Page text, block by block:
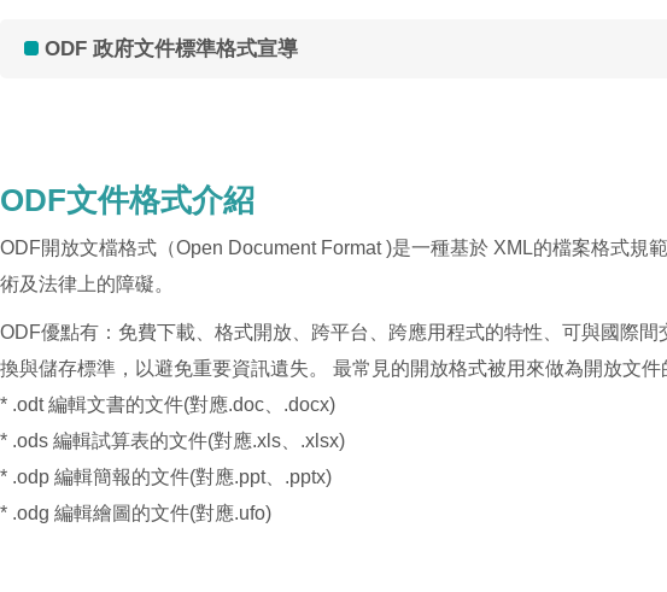
ODF 政府文件標準格式宣導​
ODF文件格式介紹
ODF開放文檔格式（Open Document Format )是一種基於 XML的檔案格式
術及法律上的障礙。
ODF優點有：免費下載、格式開放、跨平台、跨應用程式的特性、可與國際
換與儲存標準，以避免重要資訊遺失。 最常見的開放格式被用來做為開放文件
* .odt 編輯文書的文件(對應.doc、.docx)
* .ods 編輯試算表的文件(對應.xls、.xlsx)
* .odp 編輯簡報的文件(對應.ppt、.pptx)
* .odg 編輯繪圖的文件(對應.ufo)